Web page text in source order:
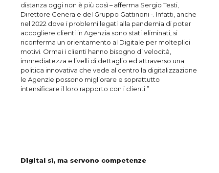
distanza oggi non è più così – afferma Sergio Testi,
Direttore Generale del Gruppo Gattinoni -. Infatti, anche
nel 2022 dove i problemi legati alla pandemia di poter
accogliere clienti in Agenzia sono stati eliminati, si
riconferma un orientamento al Digitale per molteplici
motivi. Ormai i clienti hanno bisogno di velocità,
immediatezza e livelli di dettaglio ed attraverso una
politica innovativa che vede al centro la digitalizzazione
le Agenzie possono migliorare e soprattutto
intensificare il loro rapporto con i clienti.”
Digital sì, ma servono competenze